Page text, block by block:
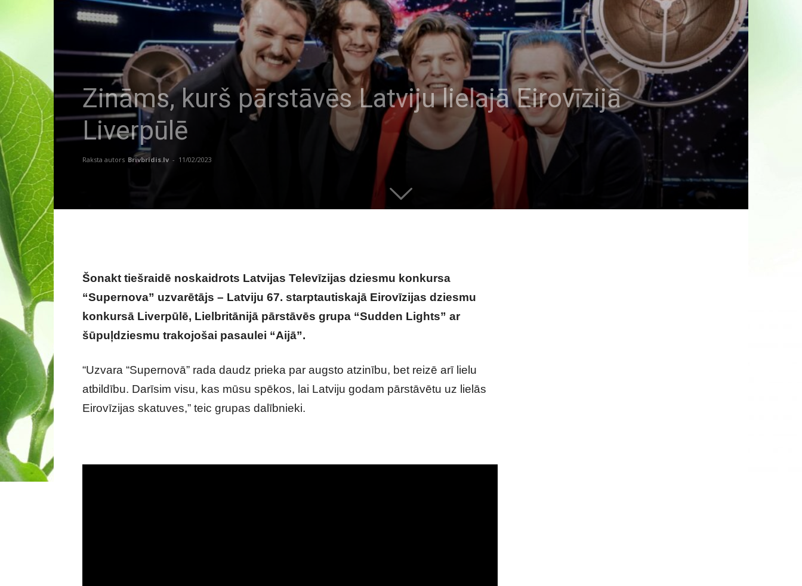
Zināms, kurš pārstāvēs Latviju lielajā Eirovīzijā
Liverpūlē
Raksta autors Brivbridis.lv - 11/02/2023
Šonakt tiešraidē noskaidrots Latvijas Televīzijas dziesmu konkursa
“Supernova” uzvarētājs – Latviju 67. starptautiskajā Eirovīzijas dziesmu
konkursā Liverpūlē, Lielbritānijā pārstāvēs grupa “Sudden Lights” ar
šūpuļdziesmu trakojošai pasaulei “Aijā”.
“Uzvara “Supernovā” rada daudz prieka par augsto atzinību, bet reizē arī lielu
atbildību. Darīsim visu, kas mūsu spēkos, lai Latviju godam pārstāvētu uz lielās
Eirovīzijas skatuves,” teic grupas dalībnieki.